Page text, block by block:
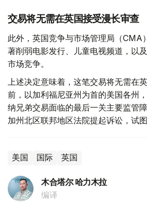
交易将无需在英国接受漫长审查
此外，英国竞争与市场管理局（CMA
著削弱电影发行、儿童电视频道，以
市场竞争。
上述决定意味着，这笔交易将无需在
前，以加利福尼亚州为首的美国各州
纳兄弟交易面临的最后一关主要监管
加州北区联邦地区法院提起诉讼，试图
美国 国际 英国
木合塔尔 哈力木拉
编译